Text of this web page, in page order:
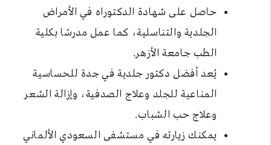
حاصل على شهادة الدكتوراه في الأمراض
الجلدية والتناسلية، كما عمل مدرسًا بكلية
الطب جامعة الأزهر.
يُعد أفضل دكتور جلدية في جدة للحساسية
المناعية للجلد وعلاج الصدفية، وإزالة الشعر
وعلاج حب الشباب.
يمكنك زيارته في مستشفى السعودي الألماني